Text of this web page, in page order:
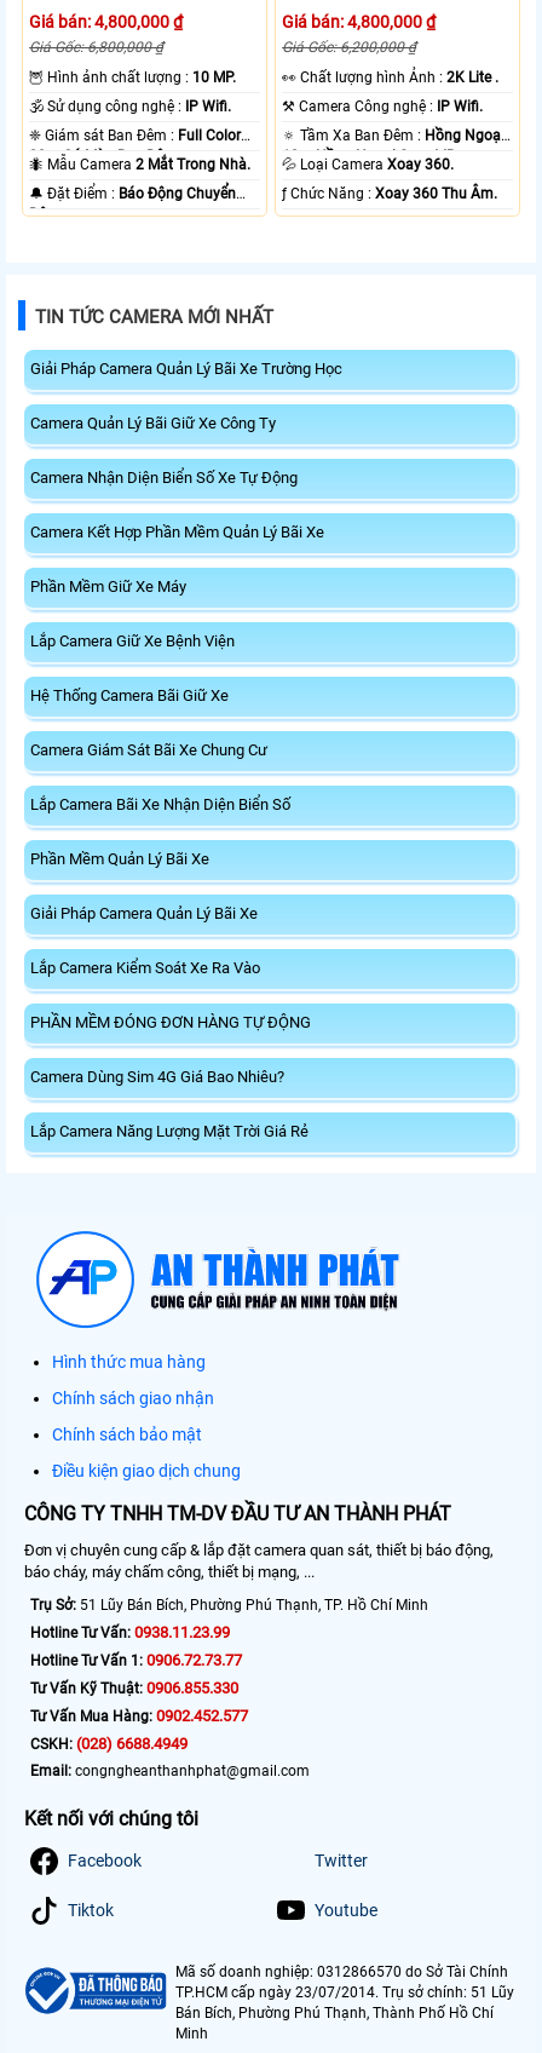
Giá bán: 4,800,000 ₫
Giá Gốc: 6,800,000 ₫
🦉 Hình ảnh chất lượng : 10 MP.
🕉️ Sử dụng công nghệ : IP Wifi.
❈ Giám sát Ban Đêm : Full Color
20m Có Màu Ban Ðêm.
🐜 Mẫu Camera2 Mắt Trong Nhà.
️🔔 Đặt Điểm : Báo Động Chuyển
Động.
Giá bán: 4,800,000 ₫
Giá Gốc: 6,200,000 ₫
️👀 Chất lượng hình Ảnh :2K Lite .
⚒ Camera Công nghệ : IP Wifi.
🔅 Tầm Xa Ban Đêm : Hồng Ngoại
10m Hồng Ngoại Smart IR.
💦 Loại CameraXoay 360.
️ƒ Chức Năng :Xoay 360 Thu Âm.
TIN TỨC CAMERA MỚI NHẤT
Giải Pháp Camera Quản Lý Bãi Xe Trường Học
Camera Quản Lý Bãi Giữ Xe Công Ty
Camera Nhận Diện Biển Số Xe Tự Động
Camera Kết Hợp Phần Mềm Quản Lý Bãi Xe
Phần Mềm Giữ Xe Máy
Lắp Camera Giữ Xe Bệnh Viện
Hệ Thống Camera Bãi Giữ Xe
Camera Giám Sát Bãi Xe Chung Cư
Lắp Camera Bãi Xe Nhận Diện Biển Số
Phần Mềm Quản Lý Bãi Xe
Giải Pháp Camera Quản Lý Bãi Xe
Lắp Camera Kiểm Soát Xe Ra Vào
PHẦN MỀM ĐÓNG ĐƠN HÀNG TỰ ĐỘNG
Camera Dùng Sim 4G Giá Bao Nhiêu?
Lắp Camera Năng Lượng Mặt Trời Giá Rẻ
Hình thức mua hàng
Chính sách giao nhận
Chính sách bảo mật
Điều kiện giao dịch chung
CÔNG TY TNHH TM-DV ĐẦU TƯ AN THÀNH PHÁT
Đơn vị chuyên cung cấp & lắp đặt camera quan sát, thiết bị báo động,
báo cháy, máy chấm công, thiết bị mạng, ...
Trụ Sở: 51 Lũy Bán Bích, Phường Phú Thạnh, TP. Hồ Chí Minh
Hotline Tư Vấn: 0938.11.23.99
Hotline Tư Vấn 1: 0906.72.73.77
Tư Vấn Kỹ Thuật: 0906.855.330
Tư Vấn Mua Hàng: 0902.452.577
CSKH: (028) 6688.4949
Email: congngheanthanhphat@gmail.com
Kết nối với chúng tôi
Facebook Twitter
Tiktok Youtube
Mã số doanh nghiệp: 0312866570 do Sở Tài Chính
TP.HCM cấp ngày 23/07/2014. Trụ sở chính: 51 Lũy
Bán Bích, Phường Phú Thạnh, Thành Phố Hồ Chí
Minh